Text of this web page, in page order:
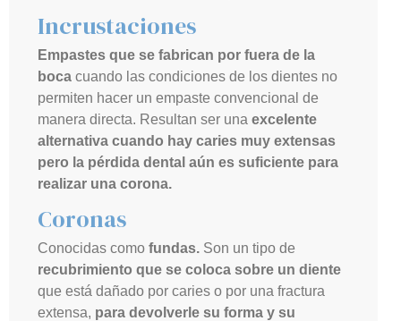
Incrustaciones
Empastes que se fabrican por fuera de la
boca cuando las condiciones de los dientes no
permiten hacer un empaste convencional de
manera directa. Resultan ser una excelente
alternativa cuando hay caries muy extensas
pero la pérdida dental aún es suficiente para
realizar una corona.
Coronas
Conocidas como fundas. Son un tipo de
recubrimiento que se coloca sobre un diente
que está dañado por caries o por una fractura
extensa, para devolverle su forma y su